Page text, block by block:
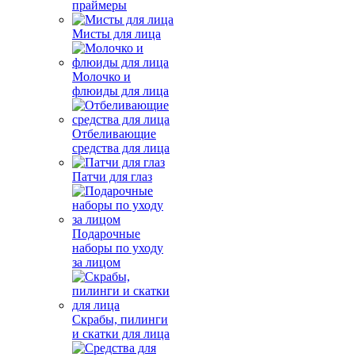
праймеры
Мисты для лица
Молочко и
флюиды для лица
Отбеливающие
средства для лица
Патчи для глаз
Подарочные
наборы по уходу
за лицом
Скрабы, пилинги
и скатки для лица